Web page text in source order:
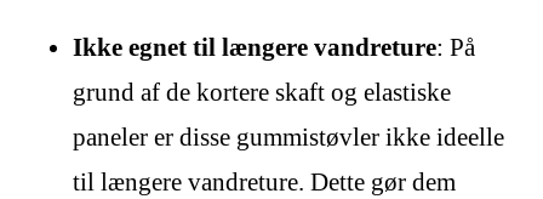
Ikke egnet til længere vandreture: På
grund af de kortere skaft og elastiske
paneler er disse gummistøvler ikke ideelle
til længere vandreture. Dette gør dem